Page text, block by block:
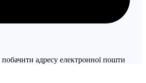
адресу електронної пошти